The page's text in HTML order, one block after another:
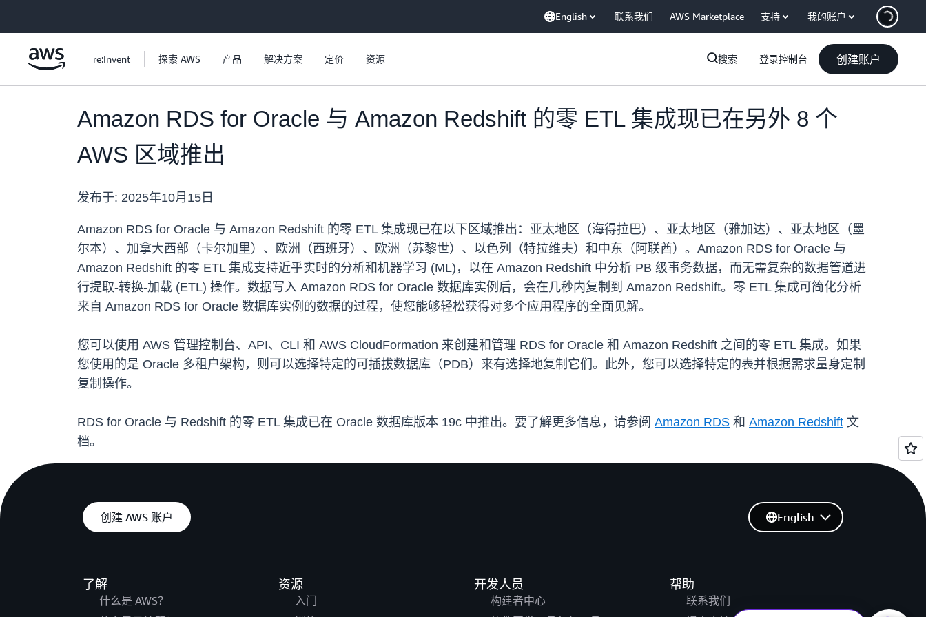
English 联系我们 AWS Marketplace 支持 我的账户
re:Invent 探索 AWS 产品 解决方案 定价 资源 搜索 登录控制台 创建账户
Amazon RDS for Oracle 与 Amazon Redshift 的零 ETL 集成现已在另外 8 个
AWS 区域推出
发布于: 2025年10月15日
Amazon RDS for Oracle 与 Amazon Redshift 的零 ETL 集成现已在以下区域推出：亚太地区（海得拉巴）、亚太地区（雅加达）、亚太地区（墨
尔本）、加拿大西部（卡尔加里）、欧洲（西班牙）、欧洲（苏黎世）、以色列（特拉维夫）和中东（阿联酋）。Amazon RDS for Oracle 与
Amazon Redshift 的零 ETL 集成支持近乎实时的分析和机器学习 (ML)，以在 Amazon Redshift 中分析 PB 级事务数据，而无需复杂的数据管道进
行提取-转换-加载 (ETL) 操作。数据写入 Amazon RDS for Oracle 数据库实例后，会在几秒内复制到 Amazon Redshift。零 ETL 集成可简化分析
来自 Amazon RDS for Oracle 数据库实例的数据的过程，使您能够轻松获得对多个应用程序的全面见解。
您可以使用 AWS 管理控制台、API、CLI 和 AWS CloudFormation 来创建和管理 RDS for Oracle 和 Amazon Redshift 之间的零 ETL 集成。如果
您使用的是 Oracle 多租户架构，则可以选择特定的可插拔数据库（PDB）来有选择地复制它们。此外，您可以选择特定的表并根据需求量身定制
复制操作。
RDS for Oracle 与 Redshift 的零 ETL 集成已在 Oracle 数据库版本 19c 中推出。要了解更多信息，请参阅 Amazon RDS 和 Amazon Redshift 文
档。
创建 AWS 账户
了解
什么是 AWS？
资源
入门
开发人员
构建者中心
帮助
联系我们
English